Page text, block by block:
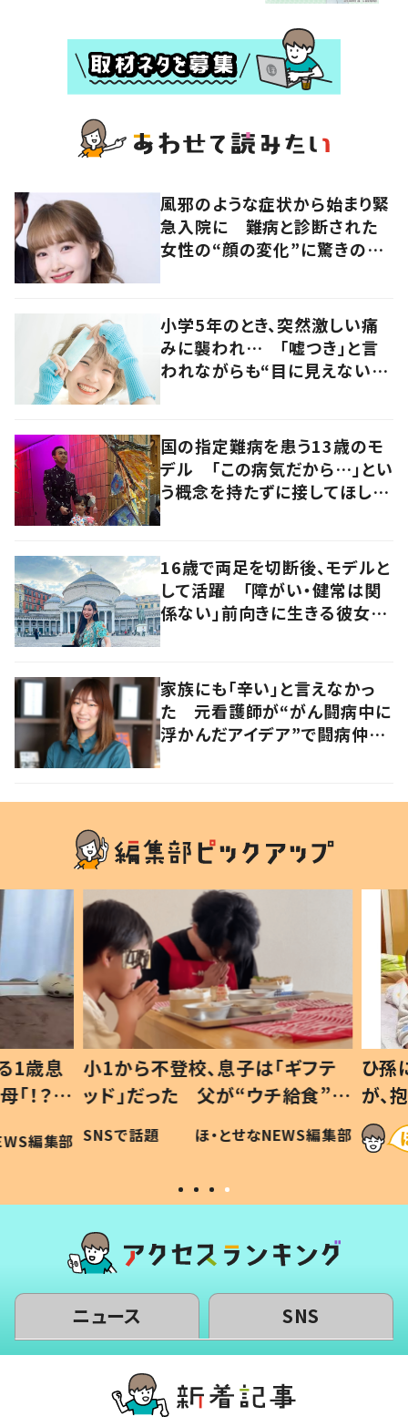
風邪のような症状から始まり緊
急入院に 難病と診断された
女性の“顔の変化”に驚きの
小学5年のとき、突然激しい痛
みに襲われ… 「嘘つき」と言
われながらも“目に見えない
国の指定難病を患う13歳のモ
デル 「この病気だから…」とい
う概念を持たずに接してほし
16歳で両足を切断後、モデルと
して活躍 「障がい・健常は関
係ない」前向きに生きる彼女の
家族にも「辛い」と言えなかっ
た 元看護師が“がん闘病中に
浮かんだアイデア”で闘病仲間
歳息
？」
編集部
小1から不登校、息子は「ギフテ
ッド」だった 父が“ウチ給食”を
作り続ける理由とは #令和の親
#令和の子
SNSで話題 ほ・とせなNEWS編集部
ひ孫
が、抱
「涙
い」
ニュース SNS